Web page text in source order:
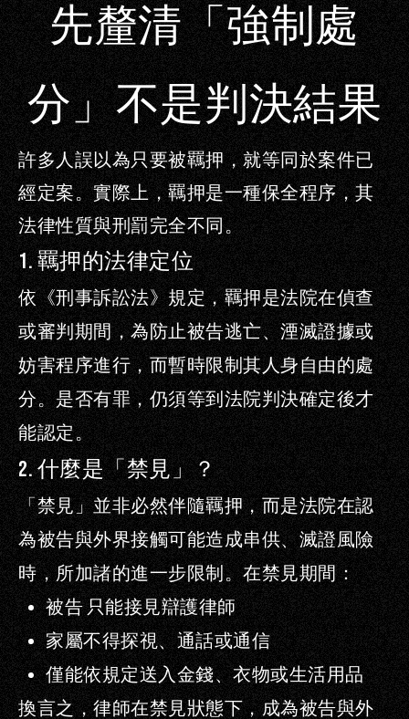
先釐清「強制處
分」不是判決結果
許多人誤以為只要被羈押，就等同於案件已
經定案。實際上，羈押是一種保全程序，其
法律性質與刑罰完全不同。
1.羈押的法律定位
依《刑事訴訟法》規定，羈押是法院在偵查
或審判期間，為防止被告逃亡、湮滅證據或
妨害程序進行，而暫時限制其人身自由的處
分。 是否有罪，仍須等到法院判決確定後才
能認定。
2.什麼是「禁見」？
「禁見」並非必然伴隨羈押，而是法院在認
為被告與外界接觸可能造成串供、滅證風險
時，所加諸的進一步限制。在禁見期間：
被告只能接見辯護律師
家屬不得探視、通話或通信
僅能依規定送入金錢、衣物或生活用品
換言之，律師在禁見狀態下，成為被告與外